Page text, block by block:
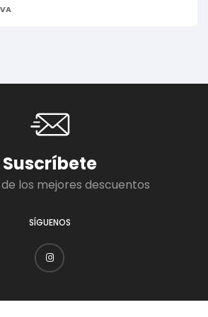
Suscríbete
los mejores descuentos
SÍGUENOS